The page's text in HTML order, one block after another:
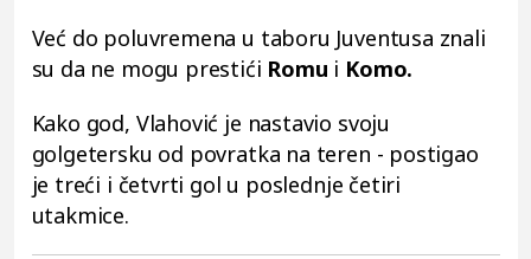
Već do poluvremena u taboru Juventusa znali
su da ne mogu prestići Romu i Komo.
Kako god, Vlahović je nastavio svoju
golgetersku od povratka na teren - postigao
je treći i četvrti gol u poslednje četiri
utakmice.